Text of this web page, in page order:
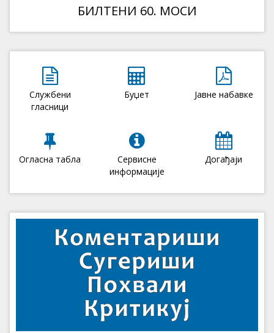
БИЛТЕНИ 60. МОСИ
Службени
гласници
Буџет Јавне набавке
Огласна табла
Сервисне
информације
Догађаји